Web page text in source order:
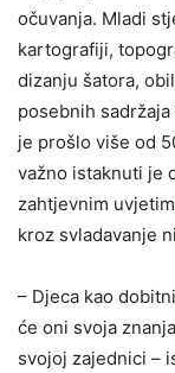
očuvanja. Mladi
kartografiji,
dizanju šatora,
posebnih
je prošlo više od
važno istaknuti je
zahtjevnim
kroz svladavanje
– Djeca kao
će oni svoja
svojoj zajednici –